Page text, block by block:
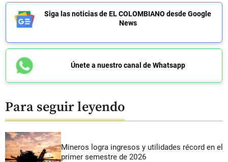
Siga las noticias de EL COLOMBIANO desde Google
News
Únete a nuestro canal de Whatsapp
Para seguir leyendo
Mineros logra ingresos y utilidades récord en el
primer semestre de 2026